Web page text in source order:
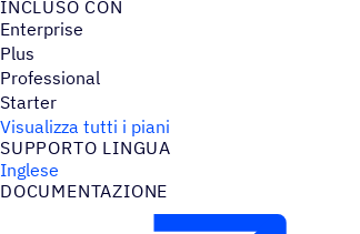
INCLUSO CON
Enterprise
Plus
Professional
Starter
Visualizza tutti i piani
SUPPORTO LINGUA
Inglese
DOCU­MEN­TA­ZIONE